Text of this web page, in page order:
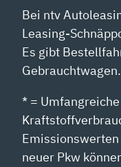
Bei ntv
Leasing-
Es gibt
Gebrauchtwagen.
* =
neuer Pkw